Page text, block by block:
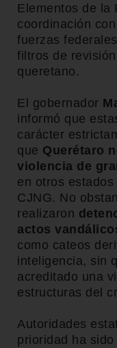
Elementos de la
coordinación
fuerzas
filtros de
queretano.
El gobernador
informó que
carácter
que Querétaro
violencia de
en otros
CJNG. No
realizaron
actos
como cateos
inteligencia, sin
acreditado una
estructuras del
Autoridades
prioridad ha sido